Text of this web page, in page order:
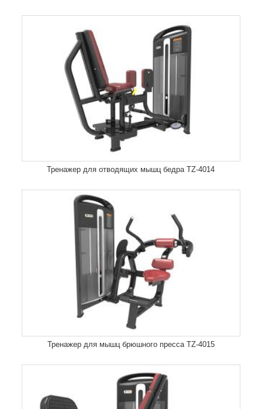
Тренажер для отводящих мышц бедра TZ-4014
Тренажер для мышц брюшного пресса TZ-4015